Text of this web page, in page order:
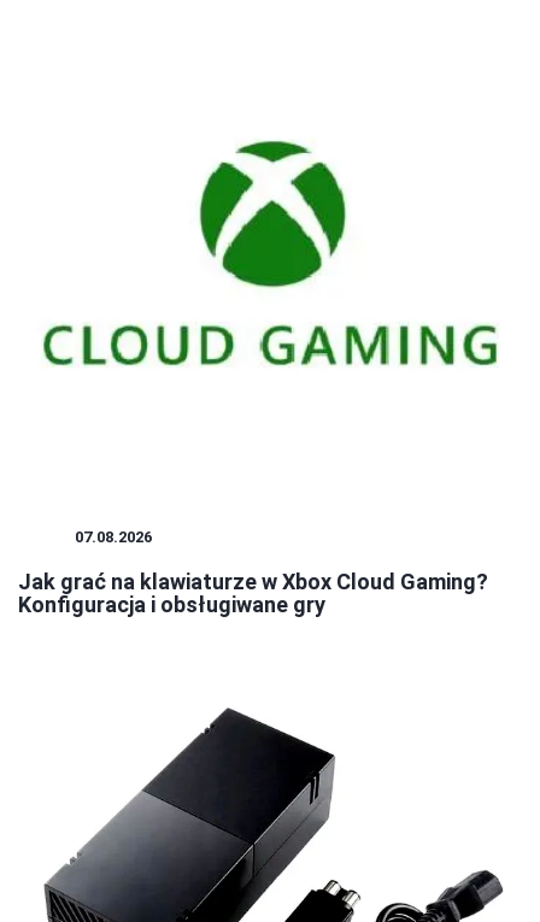
07.08.2026
Jak grać na klawiaturze w Xbox Cloud Gaming?
Konfiguracja i obsługiwane gry